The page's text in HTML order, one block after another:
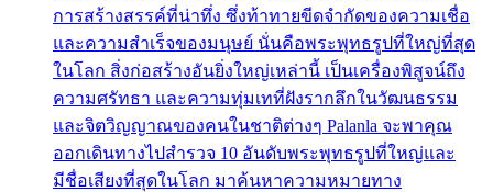
การสร้างสรรค์ที่น่าทึ่ง ซึ่งท้าทายขีดจำกัดของความเชื่อ
และความสำเร็จของมนุษย์ นั่นคือพระพุทธรูปที่ใหญ่ที่สุด
ในโลก สิ่งก่อสร้างอันยิ่งใหญ่เหล่านี้ เป็นเครื่องพิสูจน์ถึง
ความศรัทธา และความทุ่มเทที่ฝังรากลึกในวัฒนธรรม
และจิตวิญญาณของคนในชาติต่างๆ Palanla จะพาคุณ
ออกเดินทางไปสำรวจ 10 อันดับพระพุทธรูปที่ใหญ่และ
มีชื่อเสียงที่สุดในโลก มาค้นหาความหมายทาง